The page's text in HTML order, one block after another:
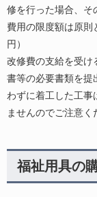
修を行った場合、そ
費用の限度額は原
円）
改修費の支給を受け
書等の必要書類を提
わずに着工した工事
ませんのでご注意く
福祉用具の